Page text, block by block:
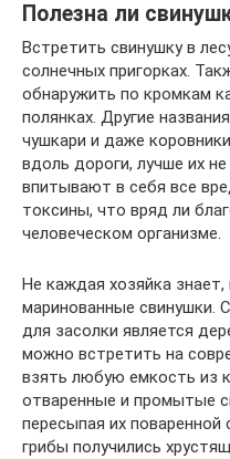
Полезна ли
Встретить свинушку в
солнечных пригорках.
обнаружить по кромкам
полянках. Другие
чушкари и даже
вдоль дороги, лучше их
впитывают в себя все
токсины, что вряд ли
человеческом организме.
Не каждая хозяйка
маринованные свинушки.
для засолки является
можно встретить на
взять любую емкость из
отваренные и промытые
пересыпая их
грибы получились